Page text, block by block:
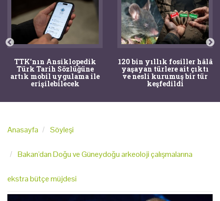
TTK'nın Ansiklopedik
Türk Tarih Sözlüğüne
artık mobil uygulama ile
erişilebilecek
120 bin yıllık fosiller hâlâ
yaşayan türlere ait çıktı
ve nesli kurumuş bir tür
keşfedildi
Anasayfa Söyleşi
Bakan'dan Doğu ve Güneydoğu arkeoloji çalışmalarına
ekstra bütçe müjdesi